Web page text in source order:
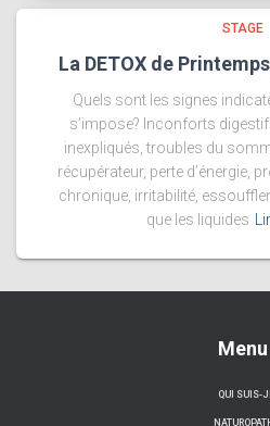
STAGE
La DETOX de
Quels sont les signes
s’impose? Inconforts
inexpliqués, troubles du
récupérateur, perte d’énergie,
chronique, irritabilité,
que les liquides
Menu
QUI SUIS-